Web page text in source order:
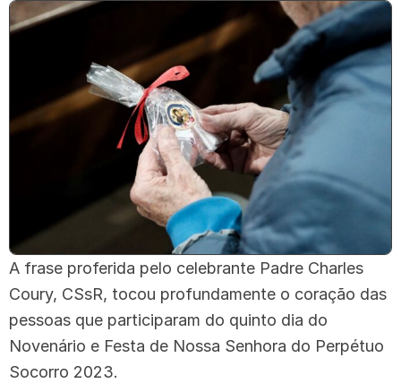
A frase proferida pelo celebrante Padre Charles
Coury, CSsR, tocou profundamente o coração das
pessoas que participaram do quinto dia do
Novenário e Festa de Nossa Senhora do Perpétuo
Socorro 2023.